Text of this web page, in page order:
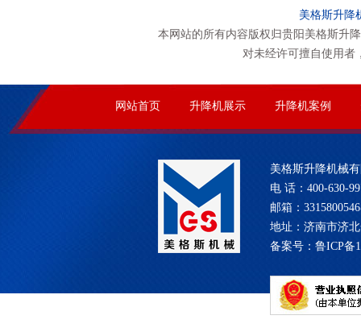
美格斯升降
本网站的所有内容版权归贵阳美格斯升
对未经许可擅自使用者
网站首页 升降机展示 升降机案例
美格斯升降机械
电 话：400-630-
邮箱：
地址：济南市济
备案号： 鲁ICP备